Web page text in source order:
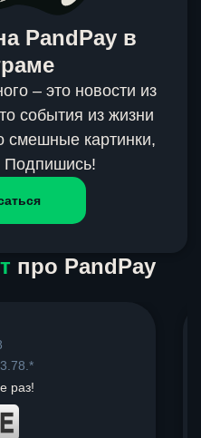
PandPay в
– это новости из
события из жизни
смешные картинки,
Подпишись!
про PandPay
раз!